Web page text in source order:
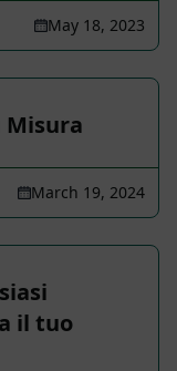
May 18, 2023
Misura
March 19, 2024
il tuo